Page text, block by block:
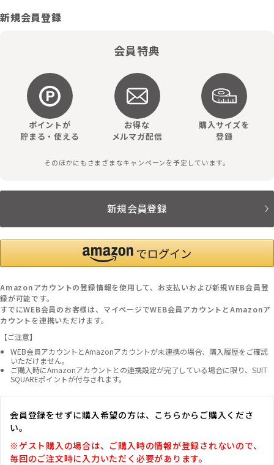
新規会員登録
会員特典
ポイントが
貯まる・使える
お得な
メルマガ配信
購入サイズを
登録
そのほかにもさまざまなキャンペーンを予定しています。
新規会員登録
Amazonアカウントの登録情報を使用して、お支払いおよび新規WEB会員登
録が可能です。
すでにWEB会員のお客様は、マイページでWEB会員アカウントとAmazonア
カウントを連携いただけます。
【ご注意】
WEB会員アカウントとAmazonアカウントが未連携の場合、購入履歴をご確認
いただけません。
ご購入時にAmazonアカウントとの連携設定が完了している場合に限り、SUIT
SQUAREポイントが付与されます。
会員登録をせずに購入希望の方は、こちらからご購入くださ
い。
※ゲスト購入の場合は、ご購入時の情報が登録されないので、
毎回のご注文時に入力いただく必要があります。